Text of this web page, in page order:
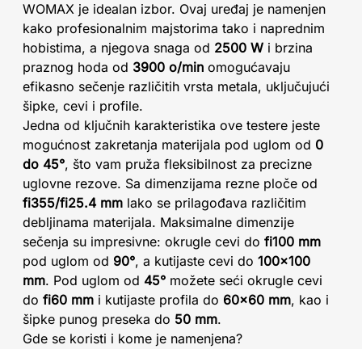
WOMAX je idealan izbor. Ovaj uređaj je namenjen
kako profesionalnim majstorima tako i naprednim
hobistima, a njegova snaga od 2500 W i brzina
praznog hoda od 3900 o/min omogućavaju
efikasno sečenje različitih vrsta metala, uključujući
šipke, cevi i profile.
Jedna od ključnih karakteristika ove testere jeste
mogućnost zakretanja materijala pod uglom od 0
do 45°, što vam pruža fleksibilnost za precizne
uglovne rezove. Sa dimenzijama rezne ploče od
fi355/fi25.4 mm lako se prilagođava različitim
debljinama materijala. Maksimalne dimenzije
sečenja su impresivne: okrugle cevi do fi100 mm
pod uglom od 90°, a kutijaste cevi do 100x100
mm. Pod uglom od 45° možete seći okrugle cevi
do fi60 mm i kutijaste profila do 60x60 mm, kao i
šipke punog preseka do 50 mm.
Gde se koristi i kome je namenjena?